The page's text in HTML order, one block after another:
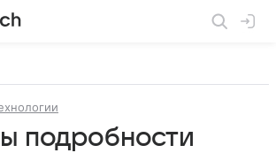
подробности